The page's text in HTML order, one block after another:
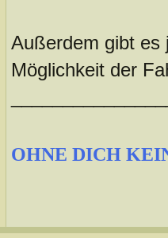
Außerdem gibt es
Möglichkeit der
OHNE DICH